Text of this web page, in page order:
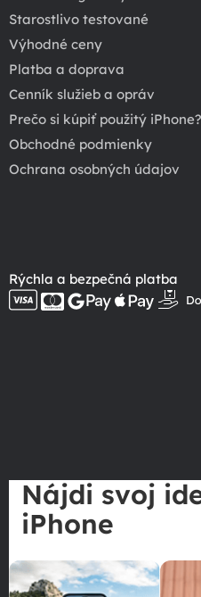
Starostlivo testované
Výhodné ceny
Platba a doprava
Cenník služieb a opráv
Prečo si kúpiť použitý iPhone?
Obchodné podmienky
Ochrana osobných údajov
Rýchla a bezpečná platba
Nájdi svoj
iPhone